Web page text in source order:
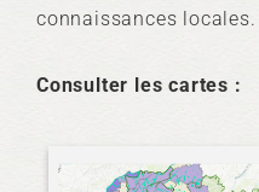
connaissances locales.
Consulter les cartes :